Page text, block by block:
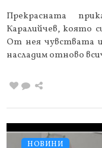
Прекрасната
Каралийчев, която
От нея чувствата
насладим отново
НОВИНИ